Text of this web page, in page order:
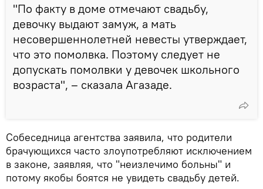
"По факту в доме отмечают свадьбу,
девочку выдают замуж, а мать
несовершеннолетней невесты утверждает,
что это помолвка. Поэтому следует не
допускать помолвки у девочек школьного
возраста", – сказала Агазаде.
Собеседница агентства заявила, что родители
брачующихся часто злоупотребляют исключением
в законе, заявляя, что "неизлечимо больны" и
потому якобы боятся не увидеть свадьбу детей.